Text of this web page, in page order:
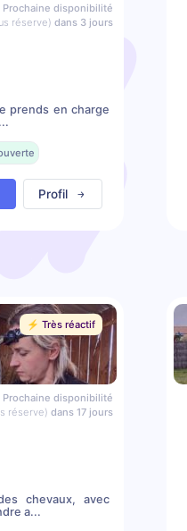
Prochaine disponibilité
réserve) dans 3 jours
prends en charge
Profil
⚡️ Très réactif
Prochaine disponibilité
réserve) dans 17 jours
chevaux, avec
a...